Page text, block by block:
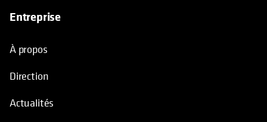
Entreprise
À propos
Direction
Actualités